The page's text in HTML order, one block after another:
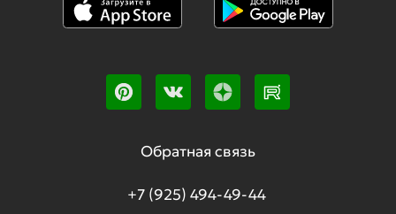
Обратная связь
+7 (925) 494-49-44